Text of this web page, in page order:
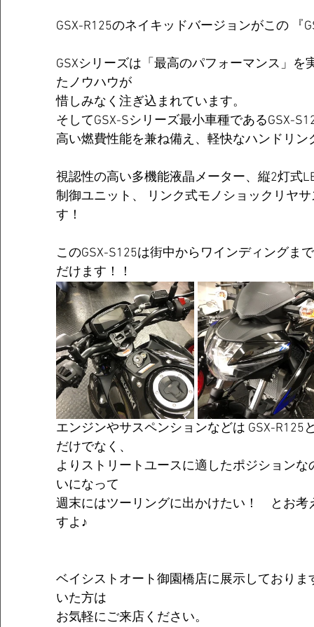
GSX-R125のネイキッドバージョンがこの 『
GSXシリーズは「最高のパフォーマンス」を
たノウハウが
惜しみなく注ぎ込まれています。
そしてGSX-Sシリーズ最小車種であるGSX-
高い燃費性能を兼ね備え、軽快なハンドリン
視認性の高い多機能液晶メーター、縦2灯式
制御ユニット、 リンク式モノショックリヤ
す！
このGSX-S125は街中からワインディングま
だけます！！
エンジンやサスペンションなどは GSX-R125
だけでなく、
よりストリートユースに適したポジション
いになって
週末にはツーリングに出かけたい！　とお
すよ♪
ベイシストオート御園橋店に展示しており
いた方は
お気軽にご来店ください。